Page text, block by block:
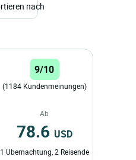
nach
9/10
(1184 Kundenmeinungen)
Ab
78.6 USD
1 Übernachtung, 2 Reisende